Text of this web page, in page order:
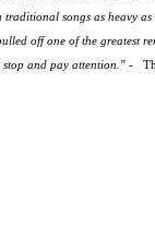
songs as heavy
off one of the greatest
stop and pay attention." -